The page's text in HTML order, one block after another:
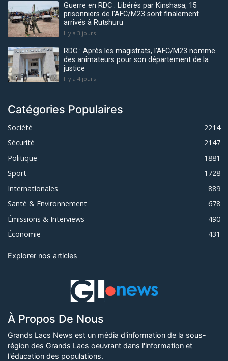
Guerre en RDC : Libérés par Kinshasa, 15
prisonniers de l'AFC/M23 sont finalement
arrivés à Rutshuru
Il y a 3 jours
RDC : Après les magistrats, l’AFC/M23 nomme
des animateurs pour son département de la
justice
Il y a 4 jours
Catégories Populaires
Société
2214
Sécurité
2147
Politique
1881
Sport
1728
Internationales
889
Santé & Environnement
678
Émissions & Interviews
490
Économie
431
Explorer nos articles
À Propos De Nous
Grands Lacs News est un média d'information de la sous-
région des Grands Lacs oeuvrant dans l'information et
l'éducation des populations.